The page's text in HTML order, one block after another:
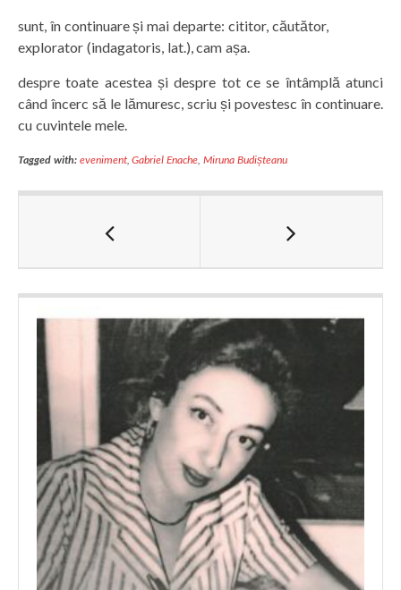
sunt, în continuare și mai departe: cititor, căutător,
explorator (indagatoris, lat.), cam așa.
despre toate acestea și despre tot ce se întâmplă atunci
când încerc să le lămuresc, scriu și povestesc în continuare.
cu cuvintele mele.
Tagged with: eveniment,Gabriel Enache,Miruna Budișteanu